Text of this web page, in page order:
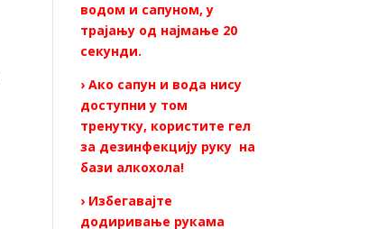
водом и сапуном, у
трајању од најмање 20
секунди.
› Ако сапун и вода нису
доступни у том
тренутку, користите гел
за дезинфекцију руку на
бази алкохола!
› Избегавајте
додиривање рукама